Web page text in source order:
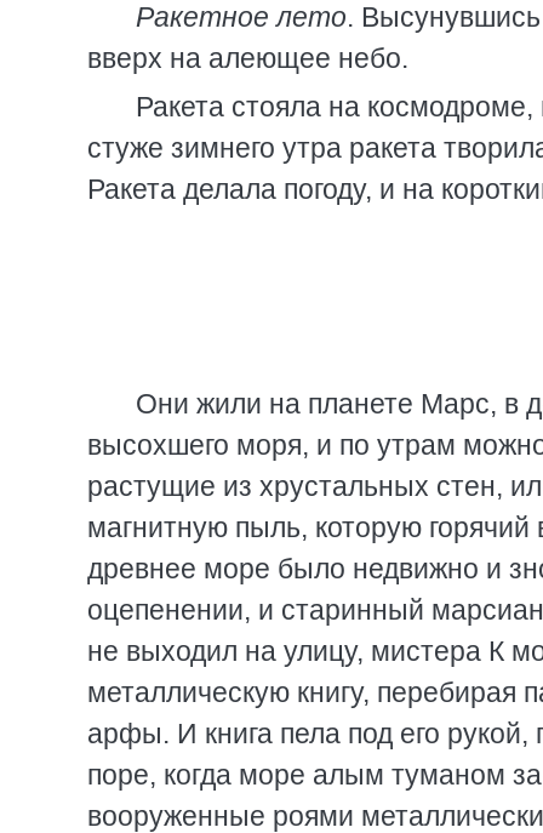
Ракетное лето.
вверх на алеющее небо.
Ракета стояла на
стуже зимнего утра ракета
Ракета делала погоду, и на
Они жили на планете Марс, в
высохшего моря, и по утрам
растущие из хрустальных стен,
магнитную пыль, которую
древнее море было недвижно и
оцепенении, и старинный
не выходил на улицу, мистера К
металлическую книгу,
арфы. И книга пела под его рукой,
поре, когда море алым туманом
вооруженные роями